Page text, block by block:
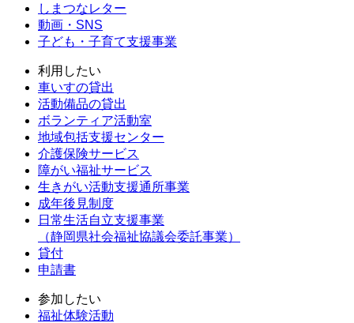
しまつなレター
動画・SNS
子ども・子育て支援事業
利用したい
車いすの貸出
活動備品の貸出
ボランティア活動室
地域包括支援センター
介護保険サービス
障がい福祉サービス
生きがい活動支援通所事業
成年後見制度
日常生活自立支援事業
（静岡県社会福祉協議会委託事業）
貸付
申請書
参加したい
福祉体験活動